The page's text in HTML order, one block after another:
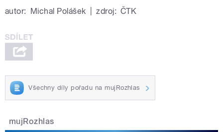
autor: Michal Polášek zdroj: ČTK
Všechny díly pořadu na mujRozhlas
mujRozhlas